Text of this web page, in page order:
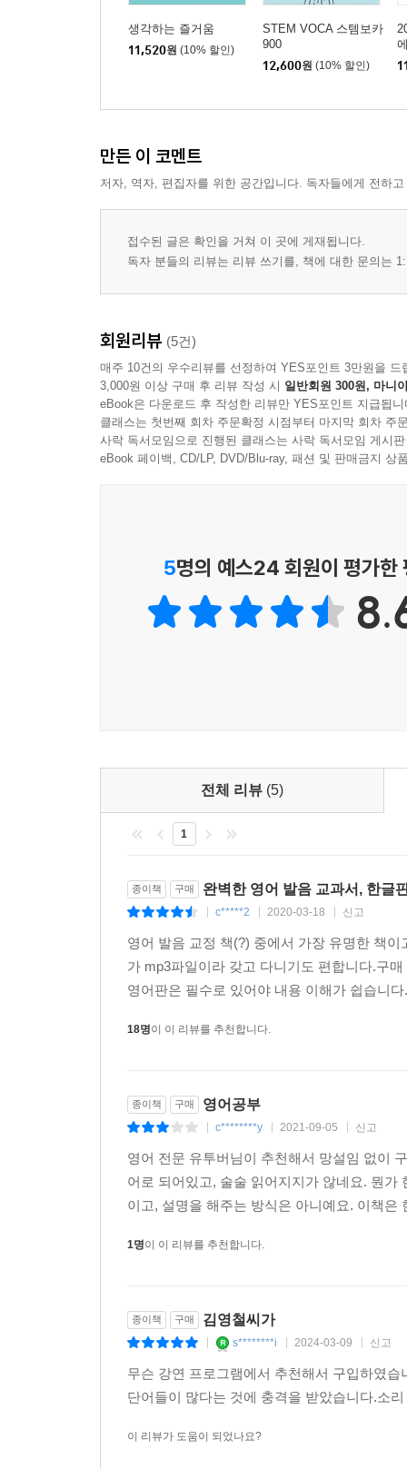
생각하는 즐거움
11,520원 (10% 할인)
STEM VOCA 스템보카
900
12,600원 (10% 할인)
만든 이 코멘트
저자, 역자, 편집자를 위한 공간입니다. 독자들에게 전하
접수된 글은 확인을 거쳐 이 곳에 게재됩니다.
독자 분들의 리뷰는 리뷰 쓰기를, 책에 대한 문의는
회원리뷰 (5건)
매주 10건의 우수리뷰를 선정하여 YES포인트 3만원을 드
3,000원 이상 구매 후 리뷰 작성 시 일반회원 300원, 마니
eBook은 다운로드 후 작성한 리뷰만 YES포인트 지급됩니
클래스는 첫번째 회차 주문확정 시점부터 마지막 회차 주
사락 독서모임으로 진행된 클래스는 사락 독서모임 게시
eBook 페이백, CD/LP, DVD/Blu-ray, 패션 및 판매금지 상
5명의 예스24 회원이 평가한
전체 리뷰 (5)
1
종이책 구매 완벽한 영어 발음 교과서, 한글
c*****2 2020-03-18 신고
영어 발음 교정 책(?) 중에서 가장 유명한 책
가 mp3파일이라 갖고 다니기도 편합니다.구
영어판은 필수로 있어야 내용 이해가 쉽습니
18명이 이 리뷰를 추천합니다.
종이책 구매 영어공부
c********y 2021-09-05 신고
영어 전문 유투버님이 추천해서 망설임 없이
어로 되어있고, 술술 읽어지지가 않네요. 뭔
이고, 설명을 해주는 방식은 아니예요. 이책
1명이 이 리뷰를 추천합니다.
종이책 구매 김영철씨가
s********i 2024-03-09 신고
무슨 강연 프로그램에서 추천해서 구입하였
단어들이 많다는 것에 충격을 받았습니다.소
이 리뷰가 도움이 되었나요?